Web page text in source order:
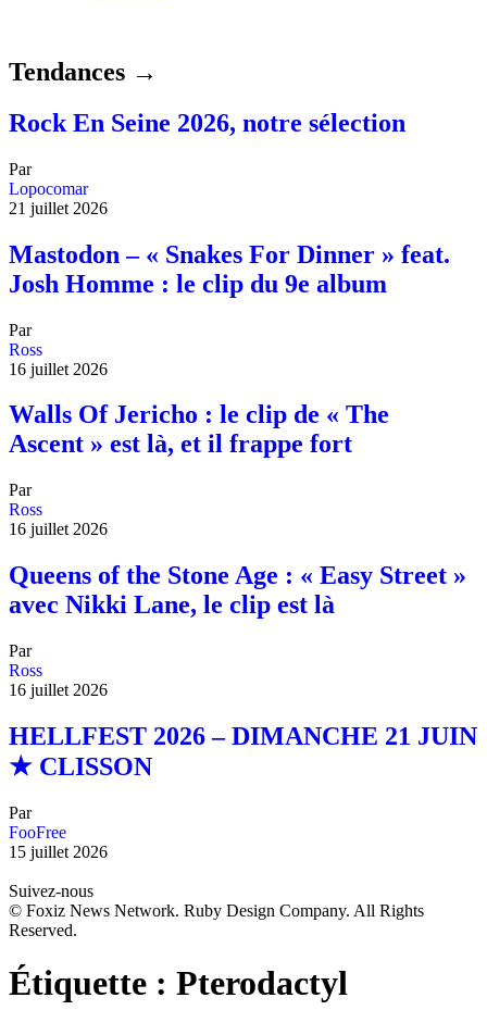
Tendances →
Rock En Seine 2026, notre sélection
Par
Lopocomar
21 juillet 2026
Mastodon – « Snakes For Dinner » feat.
Josh Homme : le clip du 9e album
Par
Ross
16 juillet 2026
Walls Of Jericho : le clip de « The
Ascent » est là, et il frappe fort
Par
Ross
16 juillet 2026
Queens of the Stone Age : « Easy Street »
avec Nikki Lane, le clip est là
Par
Ross
16 juillet 2026
HELLFEST 2026 – DIMANCHE 21 JUIN
★ CLISSON
Par
FooFree
15 juillet 2026
Suivez-nous
© Foxiz News Network. Ruby Design Company. All Rights
Reserved.
Étiquette : Pterodactyl